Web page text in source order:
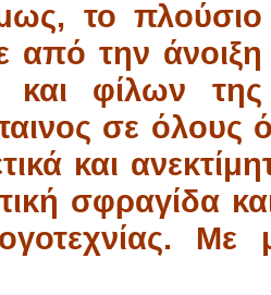
το
από την
και φίλων της
σε όλους
και
σφραγίδα και